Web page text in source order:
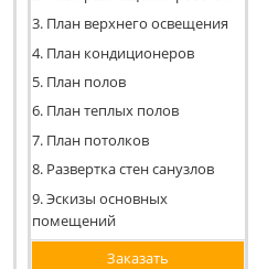
3. План верхнего освещения
4. План кондиционеров
5. План полов
6. План теплых полов
7. План потолков
8. Развертка стен санузлов
9. Эскизы основных
помещений
Заказать